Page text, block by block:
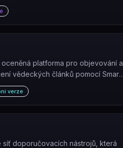
inteligenci a zpracování přirozeného
přizpůsobení vašeho webového
pro lepší výkon ve…
platforma pro objevování a
vědeckých článků pomocí Smart
Smart Citations umožňují uživatelům
byla publikace citována,
kontextu citace a…
verze
síť doporučovacích nástrojů, která